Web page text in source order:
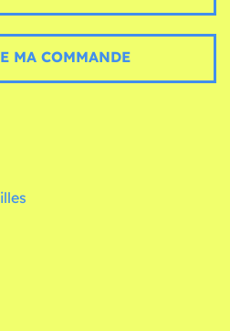
MA COMMANDE